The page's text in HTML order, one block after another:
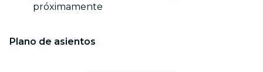
próximamente
Plano de asientos